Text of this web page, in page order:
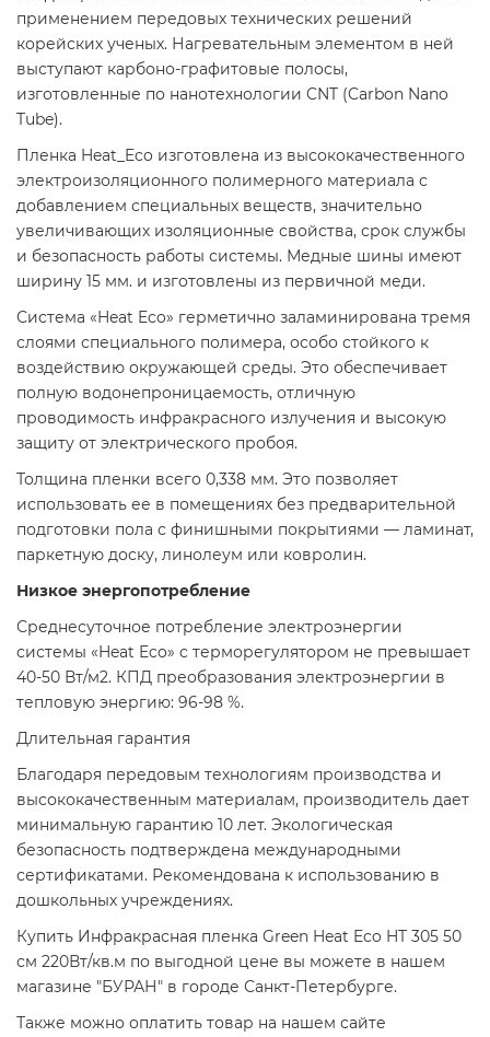
применением передовых технических решений
корейских ученых. Нагревательным элементом в ней
выступают карбоно-графитовые полосы,
изготовленные по нанотехнологии CNT (Carbon Nano
Tube).
Пленка Heat_Eco изготовлена из высококачественного
электроизоляционного полимерного материала с
добавлением специальных веществ, значительно
увеличивающих изоляционные свойства, срок службы
и безопасность работы системы. Медные шины имеют
ширину 15 мм. и изготовлены из первичной меди.
Система «Heat Eco» герметично заламинирована тремя
слоями специального полимера, особо стойкого к
воздействию окружающей среды. Это обеспечивает
полную водонепроницаемость, отличную
проводимость инфракрасного излучения и высокую
защиту от электрического пробоя.
Толщина пленки всего 0,338 мм. Это позволяет
использовать ее в помещениях без предварительной
подготовки пола с финишными покрытиями — ламинат,
паркетную доску, линолеум или ковролин.
Низкое энергопотребление
Среднесуточное потребление электроэнергии
системы «Heat Eco» c терморегулятором не превышает
40-50 Вт/м2. КПД преобразования электроэнергии в
тепловую энергию: 96-98 %.
Длительная гарантия
Благодаря передовым технологиям производства и
высококачественным материалам, производитель дает
минимальную гарантию 10 лет. Экологическая
безопасность подтверждена международными
сертификатами. Рекомендована к использованию в
дошкольных учреждениях.
Купить Инфракрасная пленка Green Heat Eco HT 305 50
см 220Вт/кв.м по выгодной цене вы можете в нашем
магазине "БУРАН" в городе Санкт-Петербурге.
Также можно оплатить товар на нашем сайте